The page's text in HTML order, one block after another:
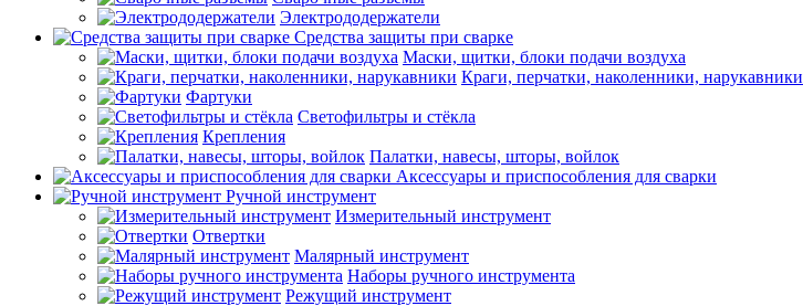
Электрододержатели
Средства защиты при сварке
Маски, щитки, блоки подачи воздуха
Краги, перчатки, наколенники, нарукавники
Фартуки
Светофильтры и стёкла
Крепления
Палатки, навесы, шторы, войлок
Аксессуары и приспособления для сварки
Ручной инструмент
Измерительный инструмент
Отвертки
Малярный инструмент
Наборы ручного инструмента
Режущий инструмент